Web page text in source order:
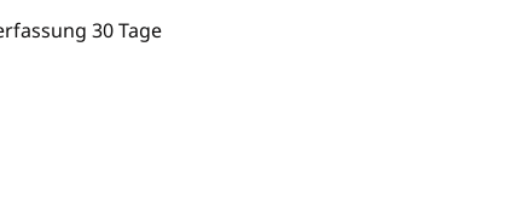
30 Tage